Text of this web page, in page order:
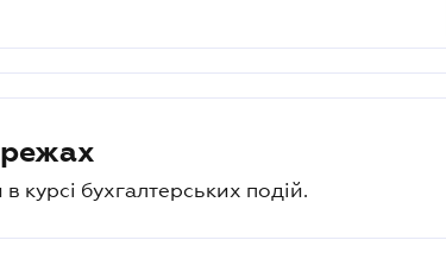
курсі бухгалтерських подій.